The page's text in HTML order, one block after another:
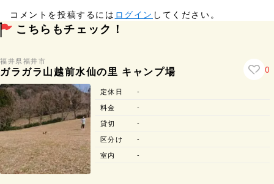
コメントを投稿するには ログイン してください。
こちらもチェック！
福井県福井市
ガラガラ山越前水仙の里 キャンプ場 0
定休日
-
料金
-
貸切
-
区分け
-
室内
-